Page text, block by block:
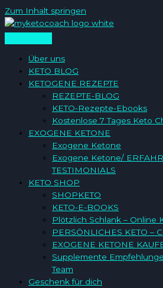
Zum Inhalt springen
Über uns
KETO BLOG
KETOGENE REZEPTE
REZEPTE-BLOG
KETO-Rezepte-Ebooks
Kostenlose 7 Tages Keto
EXOGENE KETONE
Exogene Ketone
Exogene Ketone/
TESTIMONIALS
KETO SHOP
SHOPKETO
KETO-E-BOOKS
Plötzlich Schlank – Online
PERSÖNLICHES KETO –
EXOGENE KETONE
Supplemente
Team
Geschenk für dich